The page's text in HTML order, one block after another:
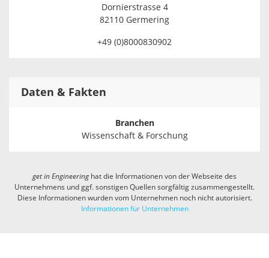
Dornierstrasse 4
82110 Germering
+49 (0)8000830902
Daten & Fakten
Branchen
Wissenschaft & Forschung
get in Engineeringhat die Informationen von der Webseite des
Unternehmens und ggf. sonstigen Quellen sorgfältig zusammengestellt.
Diese Informationen wurden vom Unternehmen noch nicht autorisiert.
Informationen für Unternehmen